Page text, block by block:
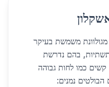
משמשת בעיקר
תשתיות, בהם נדרשת
קשים כמו לחות גבוהה
הבולטים נמנים: